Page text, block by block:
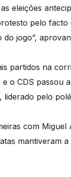
eleições
pelo
jogo”,
partidos na
o CDS
liderado pelo
com
mantiveram